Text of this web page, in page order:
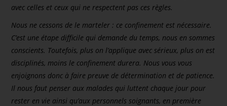
avec celles et ceux qui ne respectent pas ces règles.
Nous ne cessons de le marteler : ce confinement est nécessaire.
C’est une étape difficile qui demande du temps, nous en sommes
conscients. Toutefois, plus on l’applique avec sérieux, plus on est
disciplinés, moins le confinement durera. Nous vous vous
enjoignons donc à faire preuve de détermination et de patience.
Il nous faut penser aux malades qui luttent chaque jour pour
rester en vie ainsi qu’aux personnels soignants, en première